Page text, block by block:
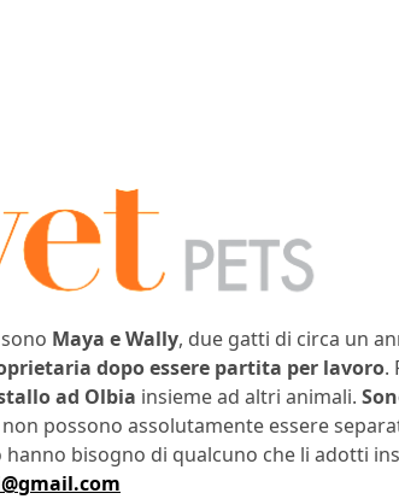
Maya e Wally, due gatti di circa un
dopo essere partita per lavoro.
ad Olbia insieme ad altri animali.
possono assolutamente essere
bisogno di qualcuno che li adotti